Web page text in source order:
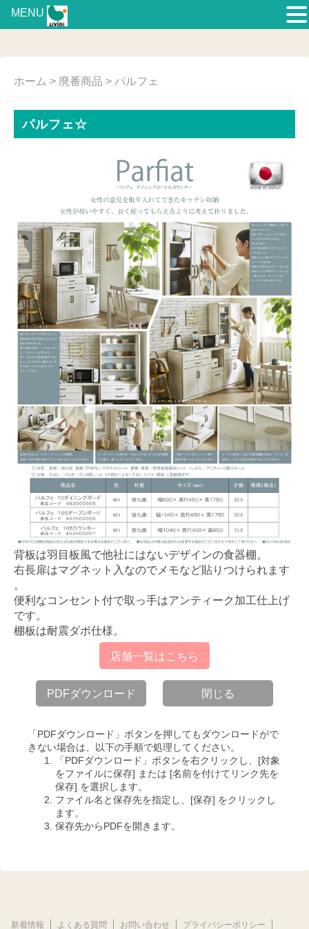
ホーム > 廃番商品 > パルフェ
パルフェ☆
背板は羽目板風で他社にはないデザインの食器棚。
右長扉はマグネット入なのでメモなど貼りつけられます
。
便利なコンセント付で取っ手はアンティーク加工仕上げ
です。
棚板は耐震ダボ仕様。
店舗一覧はこちら
PDFダウンロード 閉じる
「PDFダウンロード」ボタンを押してもダウンロードがで
きない場合は、以下の手順で処理してください。
「PDFダウンロード」ボタンを右クリックし、[対象
をファイルに保存] または [名前を付けてリンク先を
保存] を選択します。
ファイル名と保存先を指定し、[保存] をクリックし
ます。
保存先からPDFを開きます。
新着情報 よくある質問 お問い合わせ プライバシーポリシー
MENU